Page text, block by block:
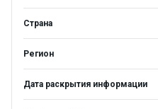
Страна
Регион
Дата раскрытия информации